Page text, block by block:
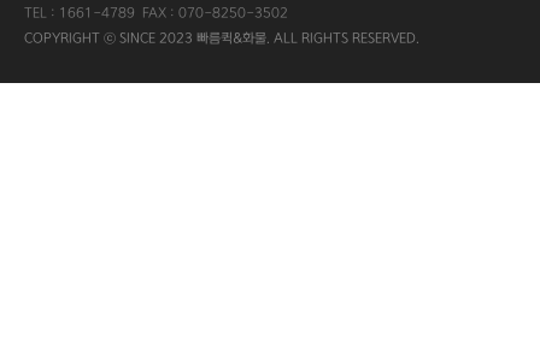
TEL : 1661-4789 FAX : 070-8250-3502
COPYRIGHT ⓒ SINCE 2023 빠름퀵&화물. ALL RIGHTS RESERVED.